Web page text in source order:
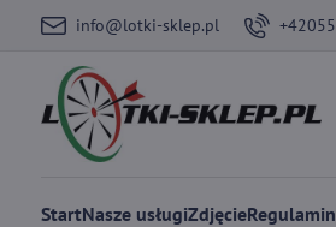
info@lotki-sklep.pl
StartNasze usługiZdjęcieRegulamin